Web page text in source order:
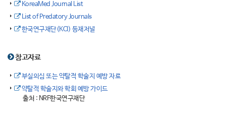
KoreaMed Journal List
List of Predatory Journals
한국연구재단(KCI) 등재저널
참고자료
부실의심 또는 약탈적 학술지 예방 자료
약탈적 학술지와 학회 예방 가이드
출처 : NRF한국연구재단